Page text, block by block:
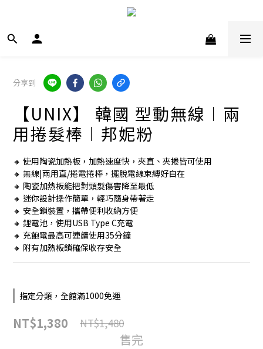
分享到
【UNIX】 韓國 型動無線︱兩
用捲髮棒︱邦妮粉
🔸 使用陶瓷加熱板，加熱速度快，夾直、夾捲皆可使用
🔸 無線|兩用直/捲電捲棒，擺脫電線束縛好自在
🔸 陶瓷加熱板能把對頭髮傷害降至最低
🔸 迷你設計操作簡單，輕巧隨身帶著走
🔸 安全鎖裝置，攜帶便利收納方便
🔸 鋰電池，使用USB Type C充電
🔸 充飽電最高可連續使用35分鐘
🔸 附有加熱板鎖確保收存安全
指定分類，全館滿1000免運
NT$1,380 NT$1,480
售完